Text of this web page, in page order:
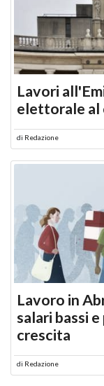
Lavori
elettorale al
di Redazione
Lavoro in
salari bassi
crescita
di Redazione